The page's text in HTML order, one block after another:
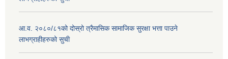
आ.व. २०८०/८१को दोस्रो त्रैमासिक सामाजिक सुरक्षा भत्ता पाउने
लाभग्राहीहरुको सुची